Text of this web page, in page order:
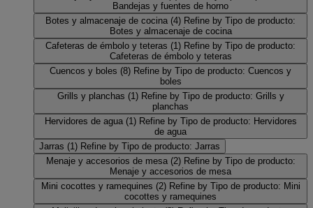
Bandejas y fuentes de horno
Botes y almacenaje de cocina (4) Refine by Tipo de producto:
Botes y almacenaje de cocina
Cafeteras de émbolo y teteras (1) Refine by Tipo de producto:
Cafeteras de émbolo y teteras
Cuencos y boles (8) Refine by Tipo de producto: Cuencos y
boles
Grills y planchas (1) Refine by Tipo de producto: Grills y
planchas
Hervidores de agua (1) Refine by Tipo de producto: Hervidores
de agua
Jarras (1) Refine by Tipo de producto: Jarras
Menaje y accesorios de mesa (2) Refine by Tipo de producto:
Menaje y accesorios de mesa
Mini cocottes y ramequines (2) Refine by Tipo de producto: Mini
cocottes y ramequines